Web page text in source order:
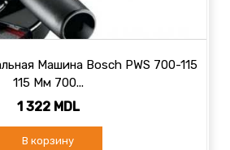
Машина Bosch PWS 700-115
115 Мм 700...
1 322 MDL
В корзину